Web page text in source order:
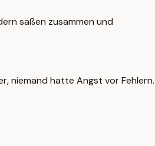
saßen zusammen und
niemand hatte Angst vor Fehlern.